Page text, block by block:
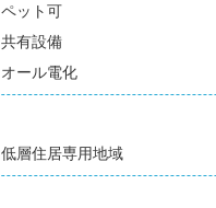
ペット可
共有設備
オール電化
低層住居専用地域